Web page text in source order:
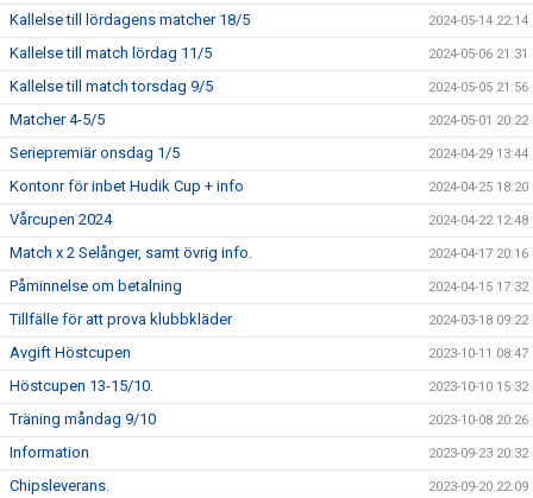
Kallelse till lördagens matcher 18/5 2024-05-14 22:14
Kallelse till match lördag 11/5 2024-05-06 21:31
Kallelse till match torsdag 9/5 2024-05-05 21:56
Matcher 4-5/5 2024-05-01 20:22
Seriepremiär onsdag 1/5 2024-04-29 13:44
Kontonr för inbet Hudik Cup + info 2024-04-25 18:20
Vårcupen 2024 2024-04-22 12:48
Match x 2 Selånger, samt övrig info. 2024-04-17 20:16
Påminnelse om betalning 2024-04-15 17:32
Tillfälle för att prova klubbkläder 2024-03-18 09:22
Avgift Höstcupen 2023-10-11 08:47
Höstcupen 13-15/10. 2023-10-10 15:32
Träning måndag 9/10 2023-10-08 20:26
Information 2023-09-23 20:32
Chipsleverans. 2023-09-20 22:09